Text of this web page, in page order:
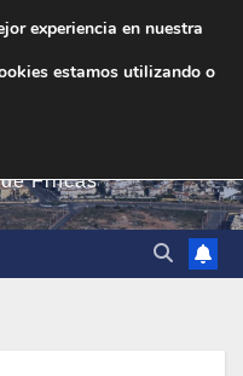
Fincas
experiencia en nuestra
estamos utilizando o